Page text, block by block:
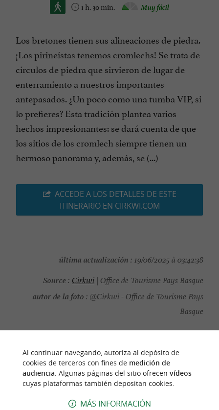
1 h. 30 min. Muy fácil
Los bretones tienen sus alineaciones de piedra.
¡Los pirineístas tenemos cromlechs! Se trata de
círculos de piedra que sirvieron de lugar de
enterramiento a nuestros importantes
antepasados. ¿Un poco como una tumba VIP, si
lo prefieres? Esta tradición plantea varios
hechos impresionantes: se dará cuenta de que
los sitios de los cromlech siempre tienen un
hermoso panorama y, además, se (...)
ACCEDE A LOS DETALLES DE ESTE
ITINERARIO EN CIRKWI.COM
última actualización : 19/06/2025 à 03:42:38
Source : Cirkwi | Office de Tourisme Pays Basque
autor de la foto : @Cirkwi - Office de Tourisme Pays
Basque
PARA DESCUBRIRALREDEDOR
Información
Al continuar navegando, autoriza al depósito de
cookies de terceros con fines de medición de
audiencia . Algunas páginas del sitio ofrecen vídeos
cuyas plataformas también depositan cookies.
MÁS INFORMACIÓN